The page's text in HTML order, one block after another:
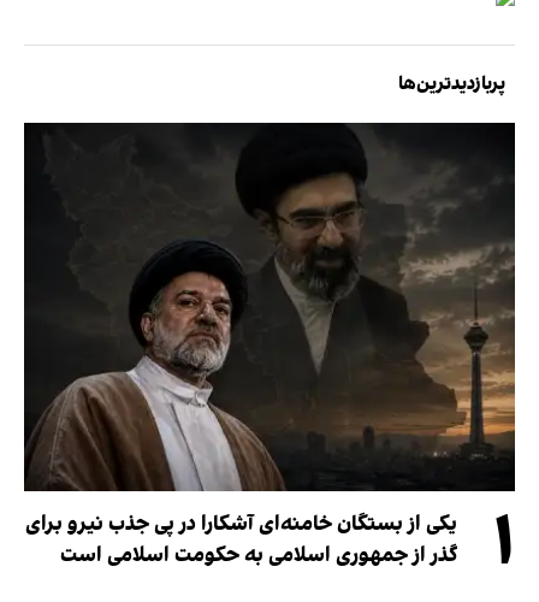
پربازدیدترین‌ها
۱
یکی از بستگان خامنه‌ای آشکارا در پی جذب نیرو برای
گذر از جمهوری اسلامی به حکومت اسلامی است